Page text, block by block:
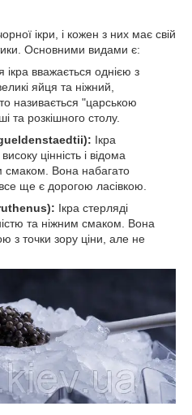
ікри, і кожен з них має свій
Основними видами є:
ікра вважається однією з
яйця та ніжний,
називається "царською
та розкішного столу.
Ікра
цінність і відома
смаком. Вона набагато
ще є дорогою ласівкою.
Ікра стерляді
та ніжним смаком. Вона
з точки зору ціни, але не